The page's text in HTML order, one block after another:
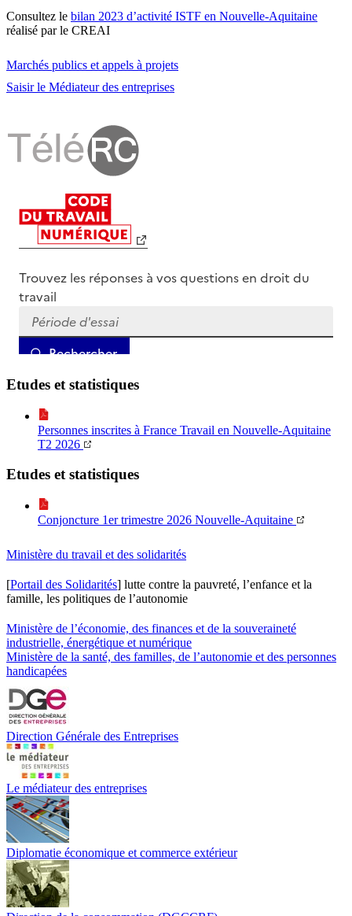
Consultez le bilan 2023 d’activité ISTF en Nouvelle-Aquitaine
réalisé par le CREAI
Marchés publics et appels à projets
Saisir le Médiateur des entreprises
Etudes et statistiques
Personnes inscrites à France Travail en Nouvelle-Aquitaine
T2 2026
Etudes et statistiques
Conjoncture 1er trimestre 2026 Nouvelle-Aquitaine
Ministère du travail et des solidarités
[Portail des Solidarités] lutte contre la pauvreté, l’enfance et la
famille, les politiques de l’autonomie
Ministère de l’économie, des finances et de la souveraineté
industrielle, énergétique et numérique
Ministère de la santé, des familles, de l’autonomie et des personnes
handicapées
Direction Générale des Entreprises
Le médiateur des entreprises
Diplomatie économique et commerce extérieur